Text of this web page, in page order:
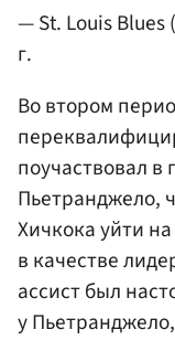
— St. Louis Blues
г.
Во втором
поучаствовал в
Пьетранджело,
Хичкока уйти
в качестве
ассист был
у